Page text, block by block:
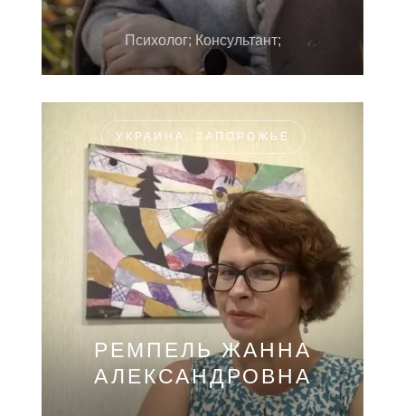
Психолог; Консультант;
УКРАИНА, ЗАПОРОЖЬЕ
РЕМПЕЛЬ ЖАННА
АЛЕКСАНДРОВНА